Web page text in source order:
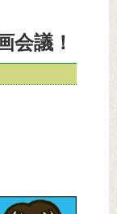
会議！